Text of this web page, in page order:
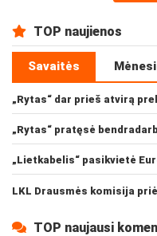
TOP naujienos
Savaitės
„Rytas“ dar prieš atvirą
„Rytas“ pratęsė
„Lietkabelis“ pasikvietė
TOP naujausi